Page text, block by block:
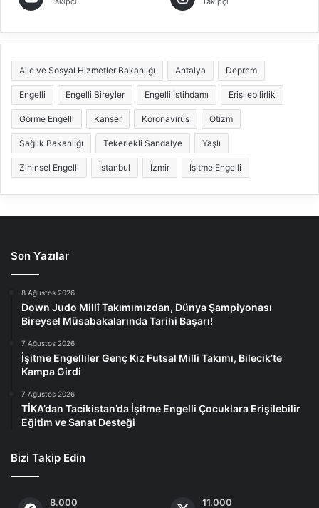
Aile ve Sosyal Hizmetler Bakanlığı Antalya Deprem
Engelli Engelli Bireyler Engelli İstihdamı Erişilebilirlik
Görme Engelli Kanser Koronavirüs Otizm
Sağlık Bakanlığı Tekerlekli Sandalye Yaşlı
Zihinsel Engelli İstanbul İzmir İşitme Engelli
Son Yazılar
8 Ağustos 2026
Down Judo Millî Takımımızdan, Dünya Şampiyonası
Bireysel Müsabakalarında Tarihi Başarı!
7 Ağustos 2026
İşitme Engelliler Genç Kız Futsal Milli Takımı, Bilecik’te
Kampa Girdi
7 Ağustos 2026
TİKA’dan Tacikistan’da İşitme Engelli Çocuklara Erişilebilir
Eğitim ve Sanat Desteği
Bizi Takip Edin
8.000 11.000